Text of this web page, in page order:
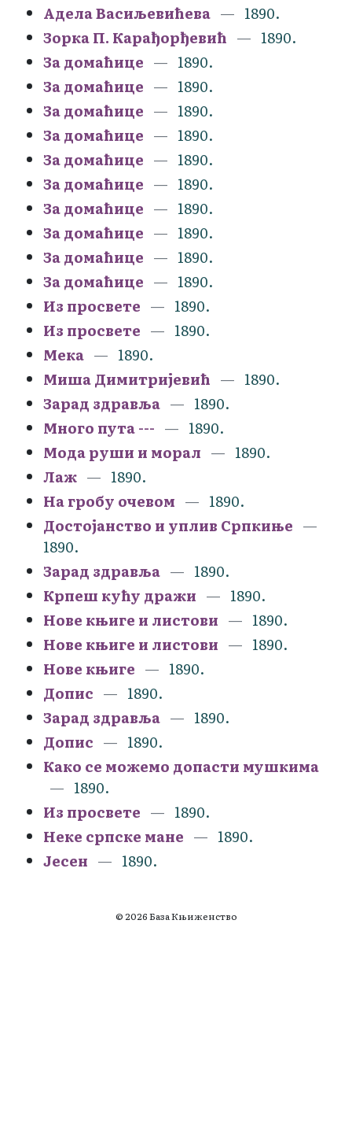
Адела Васиљевићева
1890.
Зорка П. Карађорђевић
1890.
За домаћице
1890.
За домаћице
1890.
За домаћице
1890.
За домаћице
1890.
За домаћице
1890.
За домаћице
1890.
За домаћице
1890.
За домаћице
1890.
За домаћице
1890.
За домаћице
1890.
Из просвете
1890.
Из просвете
1890.
Мека
1890.
Миша Димитријевић
1890.
Зарад здравља
1890.
Много пута ---
1890.
Мода руши и морал
1890.
Лаж
1890.
На гробу очевом
1890.
Достојанство и уплив Српкиње
1890.
Зарад здравља
1890.
Крпеш кућу дражи
1890.
Нове књиге и листови
1890.
Нове књиге и листови
1890.
Нове књиге
1890.
Допис
1890.
Зарад здравља
1890.
Допис
1890.
Како се можемо допасти мушкима
1890.
Из просвете
1890.
Неке српске мане
1890.
Јесен
1890.
© 2026 База Књиженство